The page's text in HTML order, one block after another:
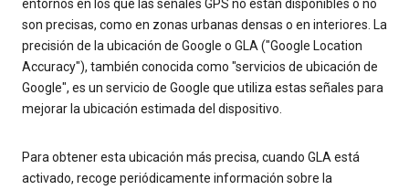
entornos en los que las señales GPS no están disponibles o no
son precisas, como en zonas urbanas densas o en interiores. La
precisión de la ubicación de Google o GLA ("Google Location
Accuracy"), también conocida como "servicios de ubicación de
Google", es un servicio de Google que utiliza estas señales para
mejorar la ubicación estimada del dispositivo.
Para obtener esta ubicación más precisa, cuando GLA está
activado, recoge periódicamente información sobre la